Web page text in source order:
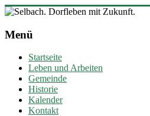
Zum
springen
Dorfleben
Zukunft.
Ortsgemeinde
Selbach
Menü
Startseite
Leben und Arbeiten
Gemeinde
Historie
Kalender
Kontakt